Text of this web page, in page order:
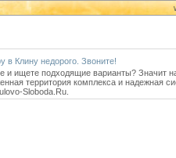
Клину недорого. Звоните!
и ищете подходящие варианты?
территория комплекса и надежная
Sloboda.Ru.